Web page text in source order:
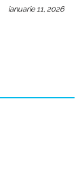
ianuarie 11, 2026